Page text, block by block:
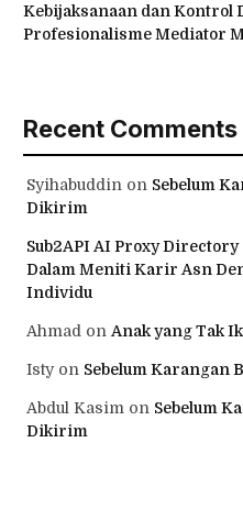
Kebijaksanaan dan Kontrol
Profesionalisme Mediator
Recent Comments
Syihabuddin on Sebelum
Dikirim
Sub2API AI Proxy Directory
Dalam Meniti Karir Asn
Individu
Ahmad on Anak yang Tak
Istyon Sebelum Karangan
Abdul Kasim on Sebelum
Dikirim